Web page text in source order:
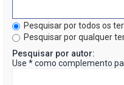
Pesquisar por todos os
Pesquisar por qualquer
Pesquisar por autor:
Use * como complemento